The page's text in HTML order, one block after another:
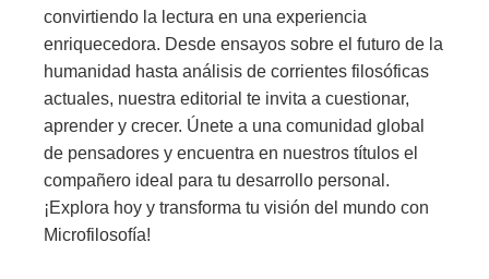
convirtiendo la lectura en una experiencia
enriquecedora. Desde ensayos sobre el futuro de la
humanidad hasta análisis de corrientes filosóficas
actuales, nuestra editorial te invita a cuestionar,
aprender y crecer. Únete a una comunidad global
de pensadores y encuentra en nuestros títulos el
compañero ideal para tu desarrollo personal.
¡Explora hoy y transforma tu visión del mundo con
Microfilosofía!